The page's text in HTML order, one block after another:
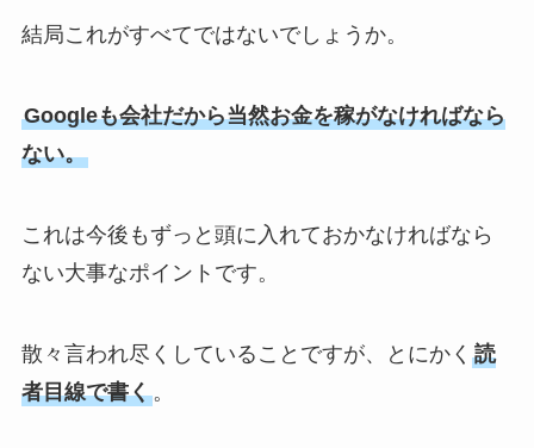
結局これがすべてではないでしょうか。
Googleも会社だから当然お金を稼がなければなら
ない。
これは今後もずっと頭に入れておかなければなら
ない大事なポイントです。
散々言われ尽くしていることですが、とにかく 読
者目線で書く。